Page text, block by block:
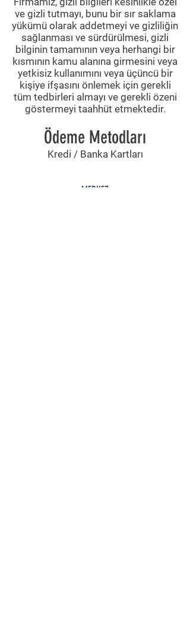
ve gizli tutmayı, bunu bir sır saklama
yükümü olarak addetmeyi ve gizliliğin
sağlanması ve sürdürülmesi, gizli
bilginin tamamının veya herhangi bir
kısmının kamu alanına girmesini veya
yetkisiz kullanımını veya üçüncü bir
kişiye ifşasını önlemek için gerekli
tüm tedbirleri almayı ve gerekli özeni
göstermeyi taahhüt etmektedir.
Ödeme Metodları
Kredi / Banka Kartları
MERKEZ